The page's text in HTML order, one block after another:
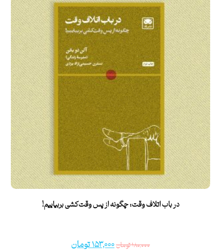
در باب اتلاف وقت: چگونه از پس وقت‌کشی بربیاییم!
۱۸۰,۰۰۰تومان۱۵۳,۰۰۰تومان